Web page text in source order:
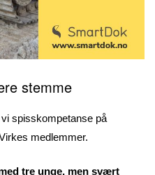
stemme
spisskompetanse på
medlemmer.
tre unge, men svært